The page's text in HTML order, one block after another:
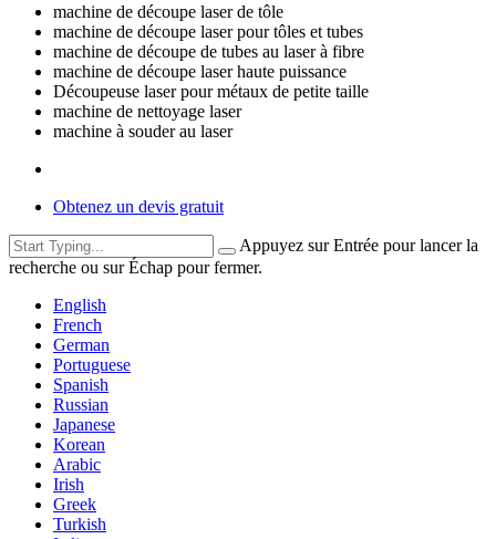
machine de découpe laser de tôle
machine de découpe laser pour tôles et tubes
machine de découpe de tubes au laser à fibre
machine de découpe laser haute puissance
Découpeuse laser pour métaux de petite taille
machine de nettoyage laser
machine à souder au laser
Obtenez un devis gratuit
Appuyez sur Entrée pour lancer la
recherche ou sur Échap pour fermer.
English
French
German
Portuguese
Spanish
Russian
Japanese
Korean
Arabic
Irish
Greek
Turkish